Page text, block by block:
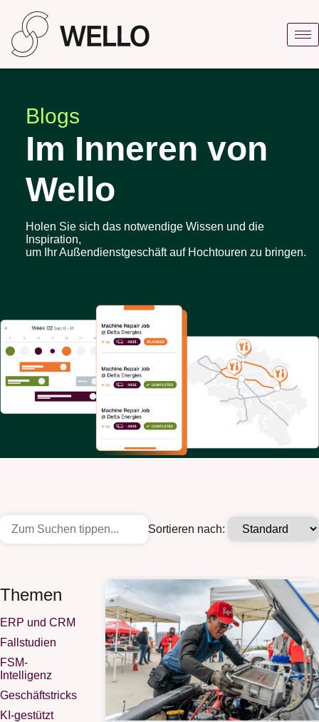
Blogs
Im Inneren von
Wello
Holen Sie sich das notwendige Wissen und die
Inspiration,
um Ihr Außendienstgeschäft auf Hochtouren zu bringen.
Sortieren nach:
Themen
ERP und CRM
Fallstudien
FSM-
Intelligenz
Geschäftstricks
KI-gestützt